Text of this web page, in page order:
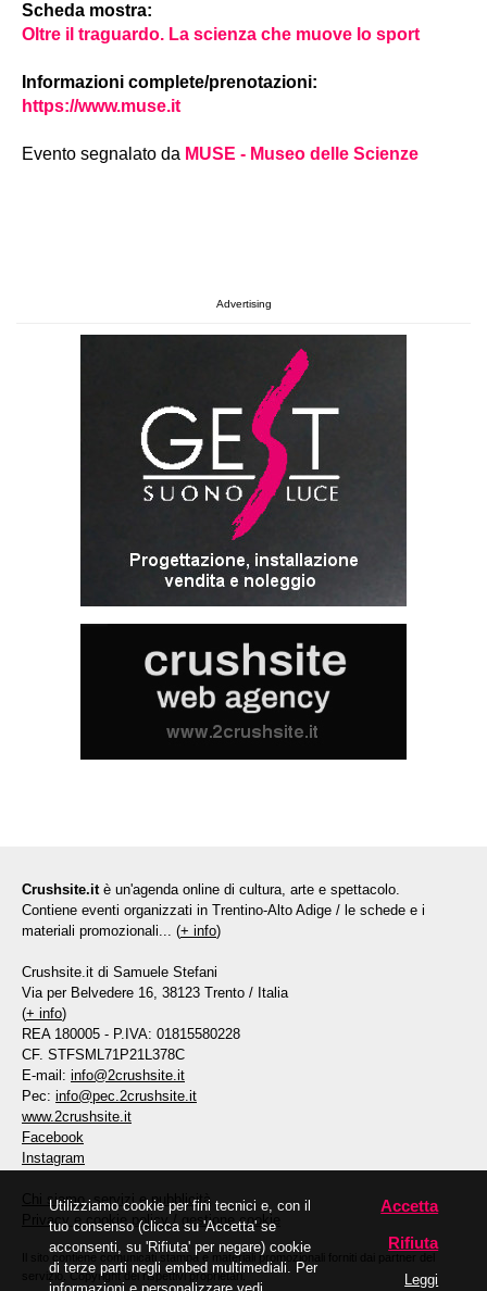
Scheda mostra:
Oltre il traguardo. La scienza che muove lo sport
Informazioni complete/prenotazioni:
https://www.muse.it
Evento segnalato da MUSE - Museo delle Scienze
Advertising
Crushsite.it è un'agenda online di cultura, arte e spettacolo.
Contiene eventi organizzati in Trentino-Alto Adige / le schede e i
materiali promozionali... (+ info)
Crushsite.it di Samuele Stefani
Via per Belvedere 16, 38123 Trento / Italia
(+ info)
REA 180005 - P.IVA: 01815580228
CF. STFSML71P21L378C
E-mail: info@2crushsite.it
Pec: info@pec.2crushsite.it
www.2crushsite.it
Facebook
Instagram
Chi siamo, servizi e pubblicità
Privacy e cookie policy/ gestione cookie
Il sito contiene comunicati stampa e materiali promozionali forniti dai partner del
servizio. Copyright dei rispettivi proprietari.
Utilizziamo cookie per fini tecnici e, con il
tuo consenso (clicca su 'Accetta' se
acconsenti, su 'Rifiuta' per negare) cookie
di terze parti negli embed multimediali. Per
Accetta
Rifiuta
Leggi